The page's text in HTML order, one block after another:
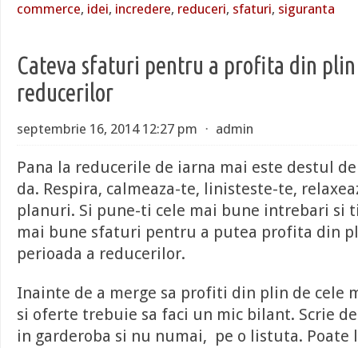
commerce, idei, incredere, reduceri, sfaturi, siguranta
Cateva sfaturi pentru a profita din
reducerilor
septembrie 16, 2014 12:27 pm ⋅ admin
Pana la reducerile de iarna mai este destul
da. Respira, calmeaza-te, linisteste-te,
planuri. Si pune-ti cele mai bune intrebari si
mai bune sfaturi pentru a putea profita din
perioada a reducerilor.
Inainte de a merge sa profiti din plin de cele
si oferte trebuie sa faci un mic bilant. Scrie
in garderoba si nu numai, pe o listuta. Poate